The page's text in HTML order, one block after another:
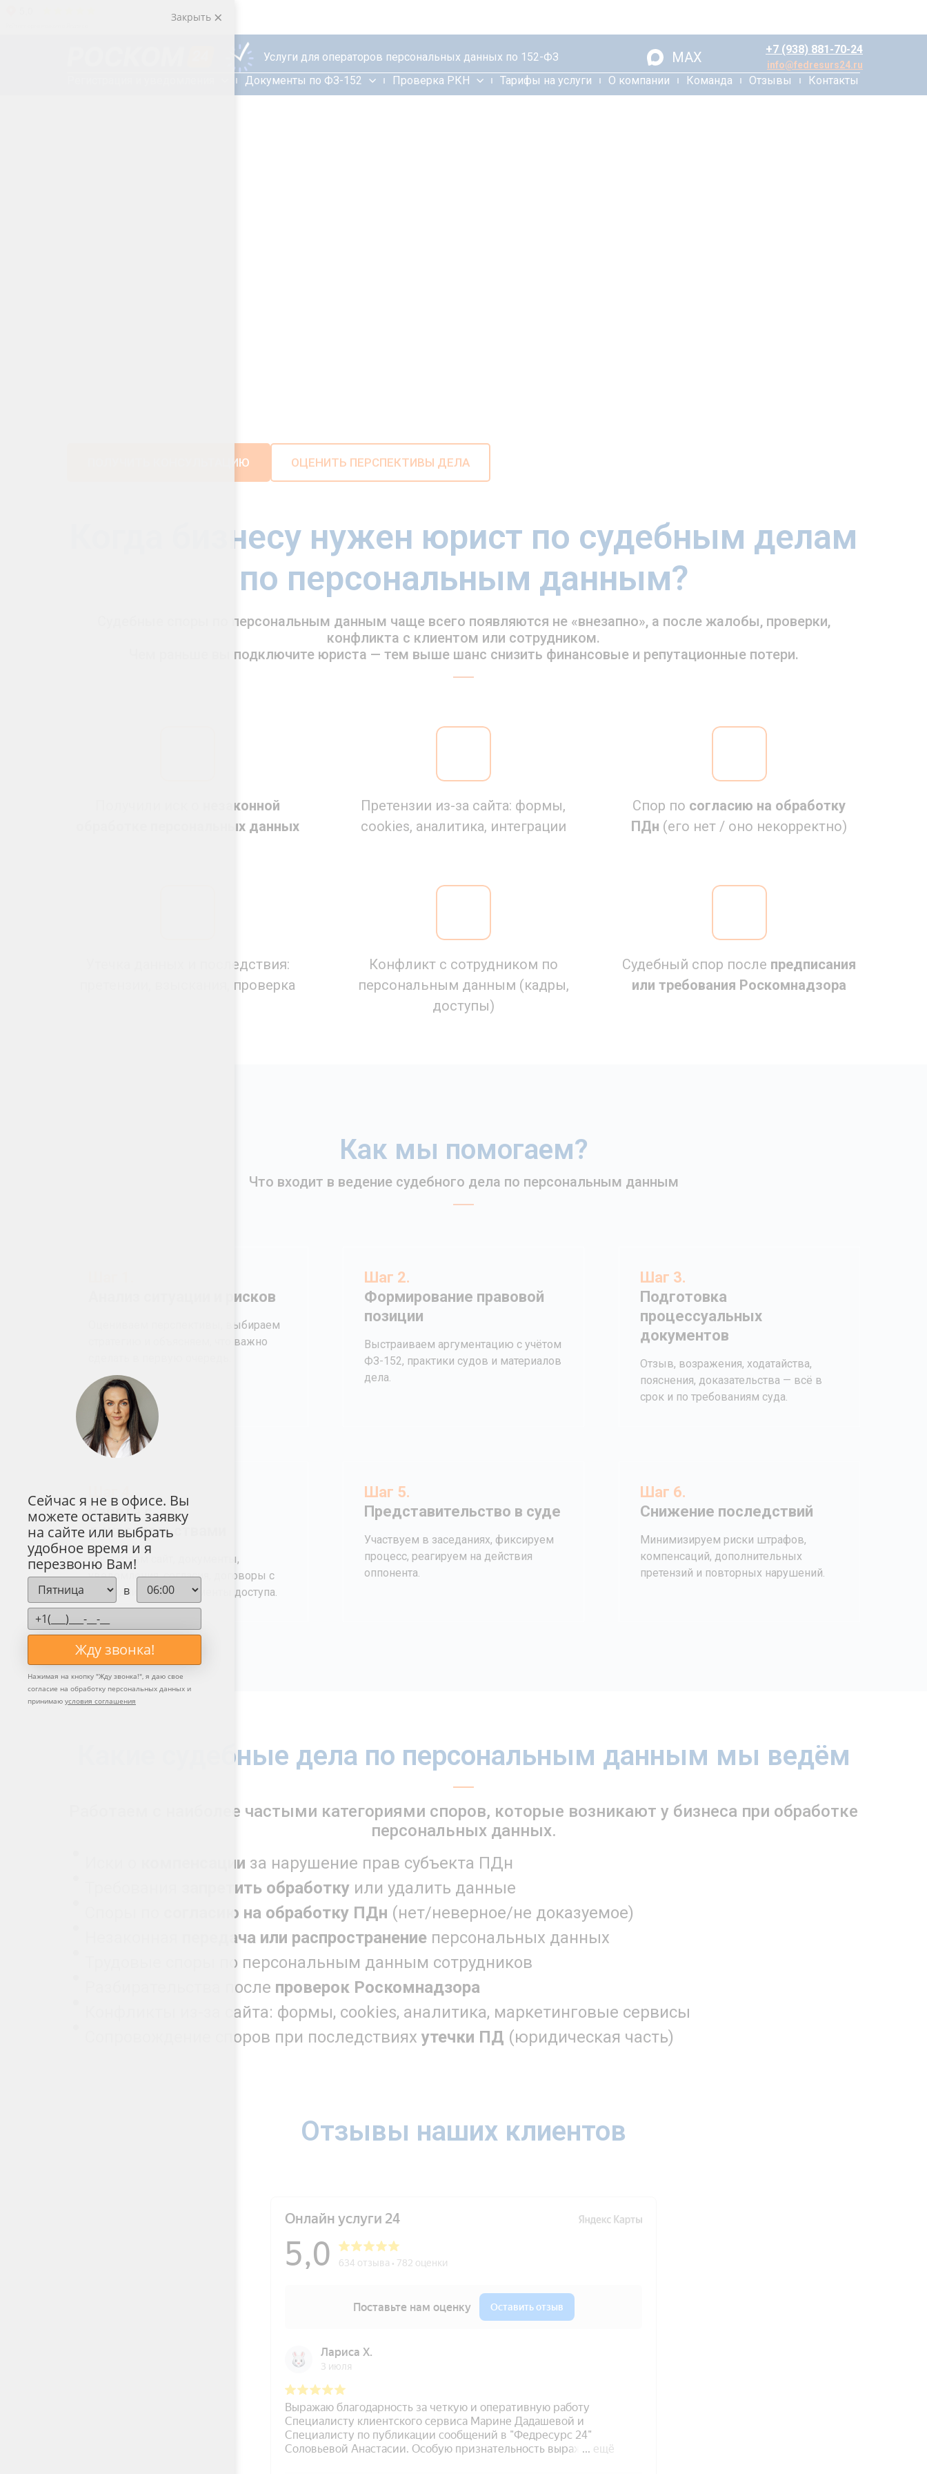
Услуги для операторов персональных данных по 152-ФЗ MAX +7 (938) 881-70-24
info@fedresurs24.ru
Документы по ФЗ-152 Проверка РКН Тарифы на услуги О компании Команда Отзывы Контакты
ПОЛУЧИТЬ КОНСУЛЬТАЦИЮ ОЦЕНИТЬ ПЕРСПЕКТИВЫ ДЕЛА
Когда бизнесу нужен юрист по судебным делам
по персональным данным?
Судебные споры по персональным данным чаще всего появляются не «внезапно», а после жалобы, проверки,
конфликта с клиентом или сотрудником.
Чем раньше вы подключите юриста — тем выше шанс снизить финансовые и репутационные потери.
незаконной
обработке персональных данных
Претензии из-за сайта: формы,
cookies, аналитика, интеграции
Спор по согласию на обработку
ПДн (его нет / оно некорректно)
Утечка данных и последствия:
претензии, взыскания, проверка
Конфликт с сотрудником по
персональным данным (кадры,
доступы)
Судебный спор после предписания
или требования Роскомнадзора
Как мы помогаем?
Что входит в ведение судебного дела по персональным данным
Анализ ситуации и рисков
Оцениваем перспективы, выбираем
стратегию и объясняем, что важно
Шаг 2.
Формирование правовой
позиции
Выстраиваем аргументацию с учётом
ФЗ-152, практики судов и материалов
дела.
Шаг 3.
Подготовка
процессуальных
документов
Отзыв, возражения, ходатайства,
пояснения, доказательства — всё в
срок и по требованиям суда.
Шаг 4.
Работа с
доказательствами
Проверяем сайт, документы,
уведомления, согласия, договоры с
подрядчиками, регламенты доступа.
Шаг 5.
Представительство в суде
Участвуем в заседаниях, фиксируем
процесс, реагируем на действия
оппонента.
Шаг 6.
Снижение последствий
Минимизируем риски штрафов,
компенсаций, дополнительных
претензий и повторных нарушений.
Какие судебные дела по персональным данным мы ведём
Работаем с наиболее частыми категориями споров, которые возникают у бизнеса при обработке
персональных данных.
компенсации за нарушение прав субъекта ПДн
запретить обработку или удалить данные
согласию на обработку ПДн (нет/неверное/не доказуемое)
передача или распространение персональных данных
Трудовые споры по персональным данным сотрудников
Разбирательства после проверок Роскомнадзора
Конфликты из-за сайта: формы, cookies, аналитика, маркетинговые сервисы
Сопровождение споров при последствиях утечки ПД (юридическая часть)
Отзывы наших клиентов
Закрыть
Сейчас я не в офисе. Вы
можете оставить заявку
на сайте или выбрать
удобное время и я
перезвоню Вам!
в
Жду звонка!
Нажимая на кнопку "Жду звонка!", я даю свое
согласие на обработку персональных данных и
принимаю условия соглашения